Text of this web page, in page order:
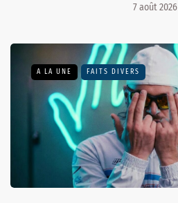
7 août 2026
A LA UNE FAITS DIVERS